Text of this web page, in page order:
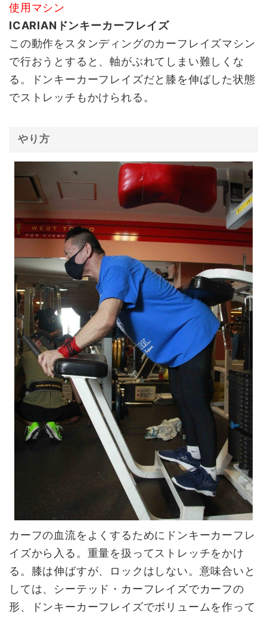
使用マシン
ICARIANドンキーカーフレイズ
この動作をスタンディングのカーフレイズマシン
で行おうとすると、軸がぶれてしまい難しくな
る。ドンキーカーフレイズだと膝を伸ばした状態
でストレッチもかけられる。
やり方
カーフの血流をよくするためにドンキーカーフレ
イズから入る。重量を扱ってストレッチをかけ
る。膝は伸ばすが、ロックはしない。意味合いと
しては、シーテッド・カーフレイズでカーフの
形、ドンキーカーフレイズでボリュームを作って